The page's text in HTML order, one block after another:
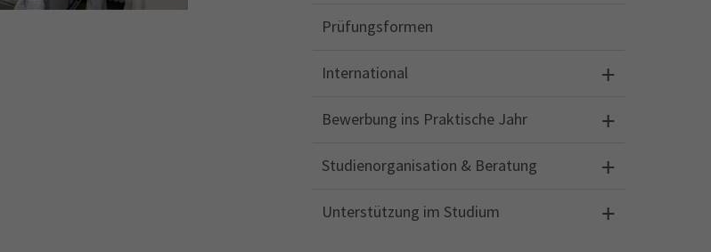
Prüfungsformen
International
Bewerbung ins Praktische Jahr
Studienorganisation & Beratung
Unterstützung im Studium